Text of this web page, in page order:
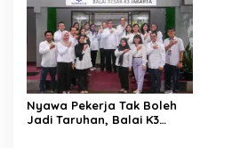
Nyawa Pekerja Tak Boleh
Jadi Taruhan, Balai K3